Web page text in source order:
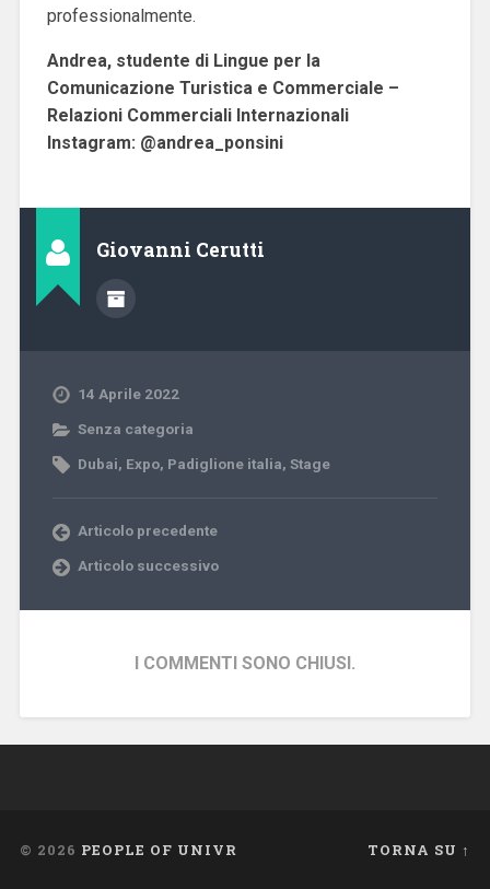
professionalmente.
Andrea, studente di Lingue per la
Comunicazione Turistica e Commerciale –
Relazioni Commerciali Internazionali
Instagram: @andrea_ponsini
Giovanni Cerutti
14 Aprile 2022
Senza categoria
Dubai, Expo, Padiglione italia, Stage
Articolo precedente
Articolo successivo
I COMMENTI SONO CHIUSI.
© 2026 PEOPLE OF UNIVR TORNA SU ↑